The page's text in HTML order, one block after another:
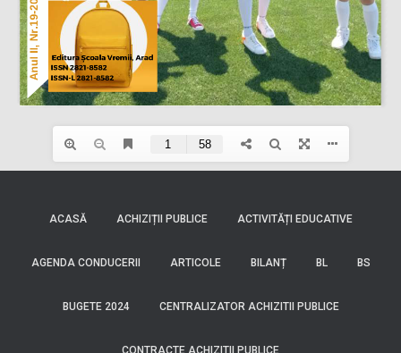
ACASĂ ACHIZIȚII PUBLICE ACTIVITĂȚI EDUCATIVE
AGENDA CONDUCERII ARTICOLE BILANȚ BL BS
BUGETE 2024 CENTRALIZATOR ACHIZITII PUBLICE
CONTRACTE ACHIZITII PUBLICE